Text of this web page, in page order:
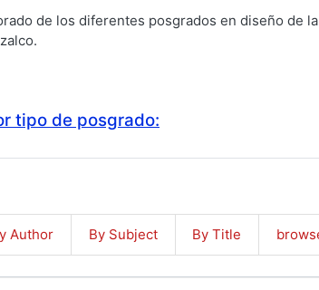
de los diferentes posgrados en diseño de
tipo de posgrado:
Author By Subject By Title